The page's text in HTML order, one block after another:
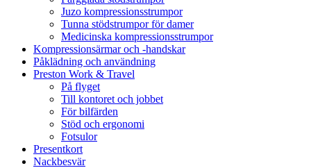
Juzo kompressionsstrumpor
Tunna stödstrumpor för damer
Medicinska kompressionsstrumpor
Kompressionsärmar och -handskar
Påklädning och användning
Preston Work & Travel
På flyget
Till kontoret och jobbet
För bilfärden
Stöd och ergonomi
Fotsulor
Presentkort
Nackbesvär